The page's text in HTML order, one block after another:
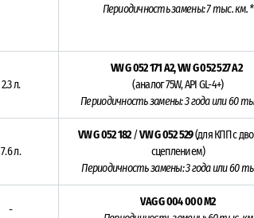
Периодичность замены: 7 тыс. км. *
2.3 л.
VW G 052 171 A2,VW G 052 527 A2
(аналог 75W, API GL-4+)
Периодичность замены: 3 года или 60
7.6 л.
VW G 052 182/VW G 052 529(для КПП с
сцеплением)
Периодичность замены: 3 года или 60
-
VAG G 004 000 M2